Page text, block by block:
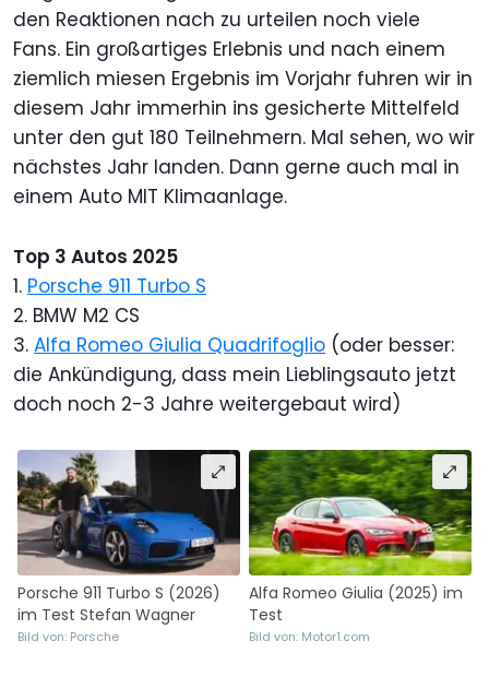
den Reaktionen nach zu urteilen noch viele
Fans. Ein großartiges Erlebnis und nach einem
ziemlich miesen Ergebnis im Vorjahr fuhren wir in
diesem Jahr immerhin ins gesicherte Mittelfeld
unter den gut 180 Teilnehmern. Mal sehen, wo wir
nächstes Jahr landen. Dann gerne auch mal in
einem Auto MIT Klimaanlage.
Top 3 Autos 2025
1. Porsche 911 Turbo S
2. BMW M2 CS
3. Alfa Romeo Giulia Quadrifoglio (oder besser:
die Ankündigung, dass mein Lieblingsauto jetzt
doch noch 2-3 Jahre weitergebaut wird)
Porsche 911 Turbo S (2026)
im Test Stefan Wagner
Bild von: Porsche
Alfa Romeo Giulia (2025) im
Test
Bild von: Motor1.com